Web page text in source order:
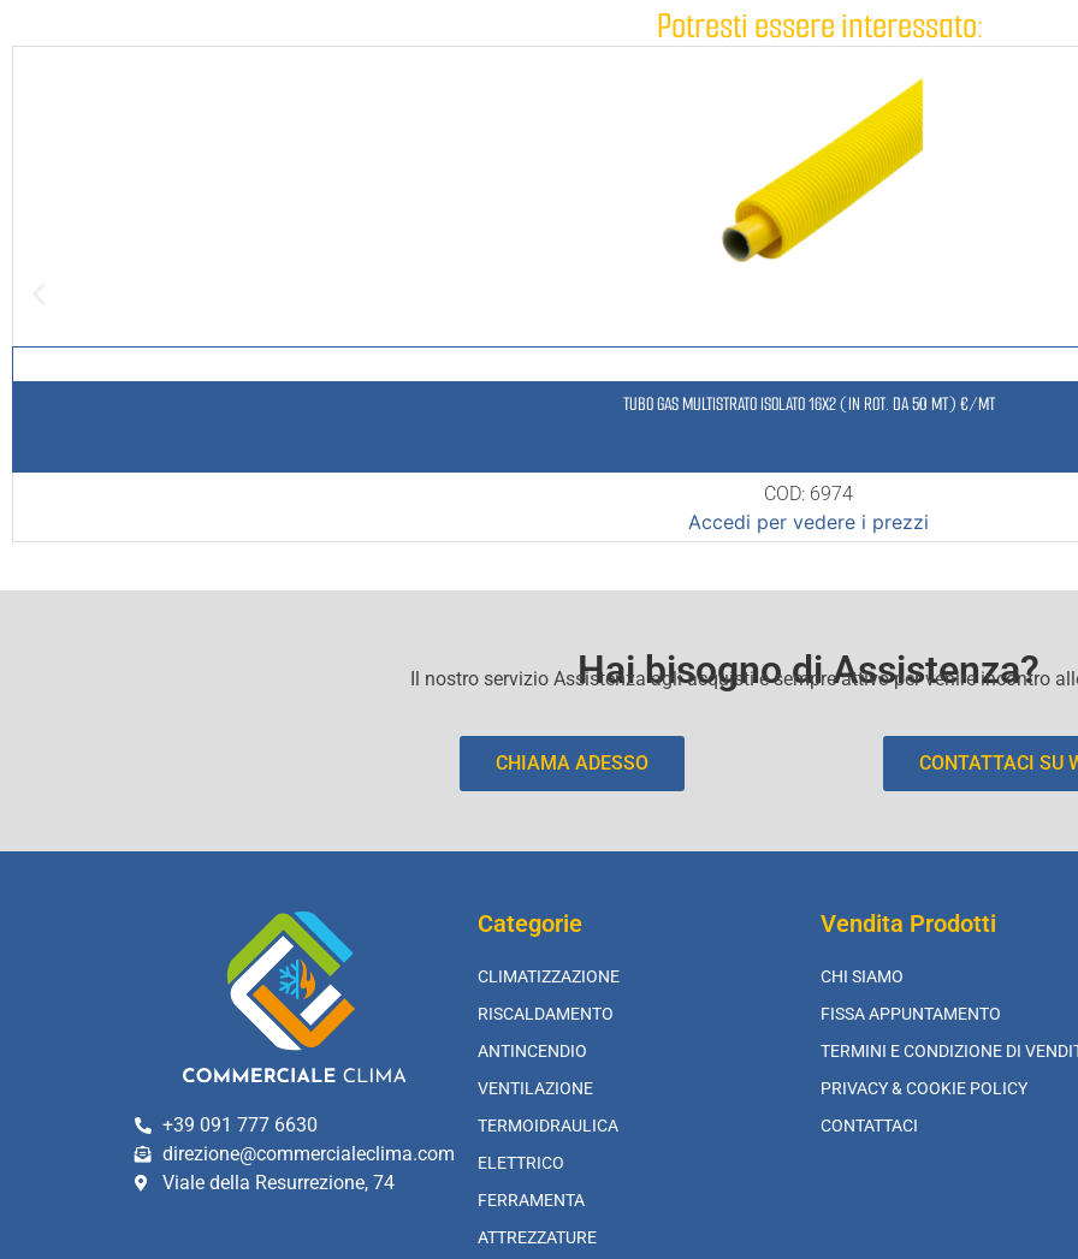
Potresti essere interessato:
TUBO GAS MULTISTRATO ISOLATO 16X2 (IN ROT. DA 50 MT) €/MT
COD: 6974
Accedi per vedere i prezzi
Hai bisogno di Assistenza?
Il nostro servizio Assistenza agli acquisti e sempre attivo per venire incontro
CHIAMA ADESSO CONTATTACI SU
+39 091 777 6630
direzione@commercialeclima.com
Viale della Resurrezione, 74
Categorie
CLIMATIZZAZIONE
RISCALDAMENTO
ANTINCENDIO
VENTILAZIONE
TERMOIDRAULICA
ELETTRICO
FERRAMENTA
ATTREZZATURE
Vendita Prodotti
CHI SIAMO
FISSA APPUNTAMENTO
TERMINI E CONDIZIONE DI
PRIVACY & COOKIE POLICY
CONTATTACI